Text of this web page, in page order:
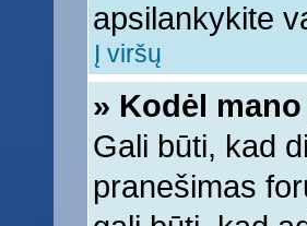
apsilankykite
Į viršų
» Kodėl
Gali būti, kad
pranešimas